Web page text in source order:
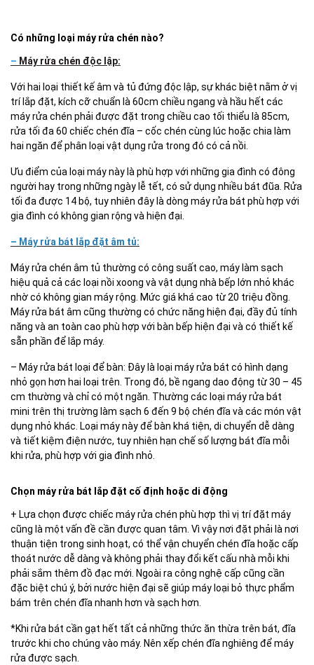
Có những loại máy rửa chén nào?
– Máy rửa chén độc lập:
Với hai loại thiết kế âm và tủ đứng độc lập, sự khác biệt nằm ở vị
trí lắp đặt, kích cỡ chuẩn là 60cm chiều ngang và hầu hết các
máy rửa chén phải được đặt trong chiều cao tối thiểu là 85cm,
rửa tối đa 60 chiếc chén đĩa – cốc chén cùng lúc hoặc chia làm
hai ngăn để phân loại vật dụng rửa trong đó có cả nồi.
Ưu điểm của loại máy này là phù hợp với những gia đình có đông
người hay trong những ngày lễ tết, có sử dụng nhiều bát đũa. Rửa
tối đa được 14 bộ, tuy nhiên đây là dòng máy rửa bát phù hợp với
gia đình có không gian rộng và hiện đại.
– Máy rửa bát lắp đặt âm tủ:
Máy rửa chén âm tủ thường có công suất cao, máy làm sạch
hiệu quả cả các loại nồi xoong và vật dụng nhà bếp lớn nhỏ khác
nhờ có không gian máy rộng. Mức giá khá cao từ 20 triệu đồng.
Máy rửa bát âm cũng thường có chức năng hiện đại, đầy đủ tính
năng và an toàn cao phù hợp với bàn bếp hiện đại và có thiết kế
sẵn phần để lắp máy.
– Máy rửa bát loại để bàn: Đây là loại máy rửa bát có hình dạng
nhỏ gọn hơn hai loại trên. Trong đó, bề ngang dao động từ 30 – 45
cm thường và chỉ có một ngăn. Thường các loại máy rửa bát
mini trên thị trường làm sạch 6 đến 9 bộ chén đĩa và các món vật
dụng nhỏ khác. Loại máy này để bàn khá tiện, di chuyển dễ dàng
và tiết kiệm điện nước, tuy nhiên hạn chế số lượng bát đĩa mỗi
khi rửa, phù hợp với gia đình nhỏ.
Chọn máy rửa bát lắp đặt cố định hoặc di động
+ Lựa chọn được chiếc máy rửa chén phù hợp thì vị trí đặt máy
cũng là một vấn đề cần được quan tâm. Vì vậy nơi đặt phải là nơi
thuận tiện trong sinh hoạt, có thể vận chuyển chén đĩa hoặc cấp
thoát nước dễ dàng và không phải thay đổi kết cấu nhà mỗi khi
phải sắm thêm đồ đạc mới. Ngoài ra công nghệ cấp cũng cần
đặc biệt chú ý, bởi nước hiện đại sẽ giúp máy loại bỏ thực phẩm
bám trên chén đĩa nhanh hơn và sạch hơn.
*Khi rửa bát cần gạt hết tất cả những thức ăn thừa trên bát, đĩa
trước khi cho chúng vào máy. Nên xếp chén đĩa nghiêng để máy
rửa được sạch.